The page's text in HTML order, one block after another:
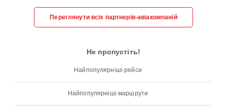
Переглянути всіх партнерів-авіакомпаній
Не пропустіть!
Найпопулярніші рейси
Найпопулярніші маршрути